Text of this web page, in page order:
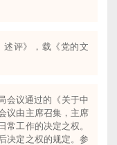
述评》，载《党的文
会议通过的《关于中
议由主席召集，主席
常工作的决定之权。
决定之权的规定。参